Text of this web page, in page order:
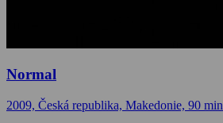
Normal
2009, Česká republika, Makedonie, 90 min